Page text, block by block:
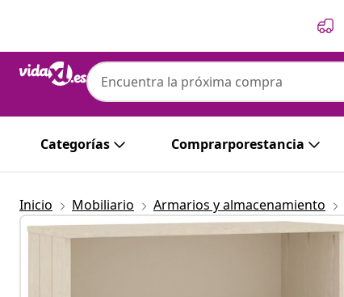
Categorías Comprarporestancia
Inicio Mobiliario Armarios y almacenamiento